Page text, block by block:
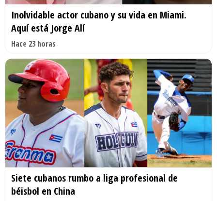
Inolvidable actor cubano y su vida en Miami.
Aquí está Jorge Alí
Hace 23 horas
Siete cubanos rumbo a liga profesional de
béisbol en China